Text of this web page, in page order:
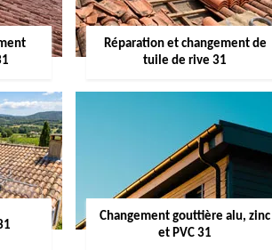
Réparation et changement de
tuile de rive 31
Changement gouttière alu, zinc
et PVC 31